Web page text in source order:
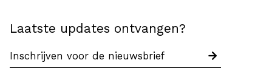
Laatste updates ontvangen?